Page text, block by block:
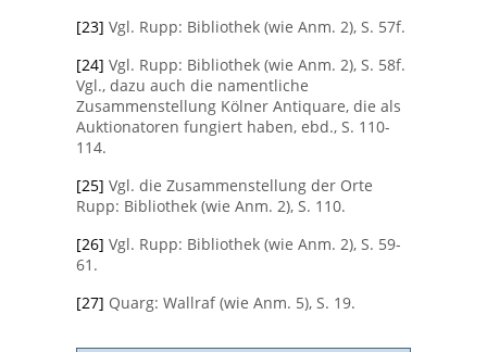
[23] Vgl. Rupp: Bibliothek (wie Anm. 2), S. 57f.
[24] Vgl. Rupp: Bibliothek (wie Anm. 2), S. 58f.
Vgl., dazu auch die namentliche
Zusammenstellung Kölner Antiquare, die als
Auktionatoren fungiert haben, ebd., S. 110-
114.
[25] Vgl. die Zusammenstellung der Orte
Rupp: Bibliothek (wie Anm. 2), S. 110.
[26] Vgl. Rupp: Bibliothek (wie Anm. 2), S. 59-
61.
[27] Quarg: Wallraf (wie Anm. 5), S. 19.